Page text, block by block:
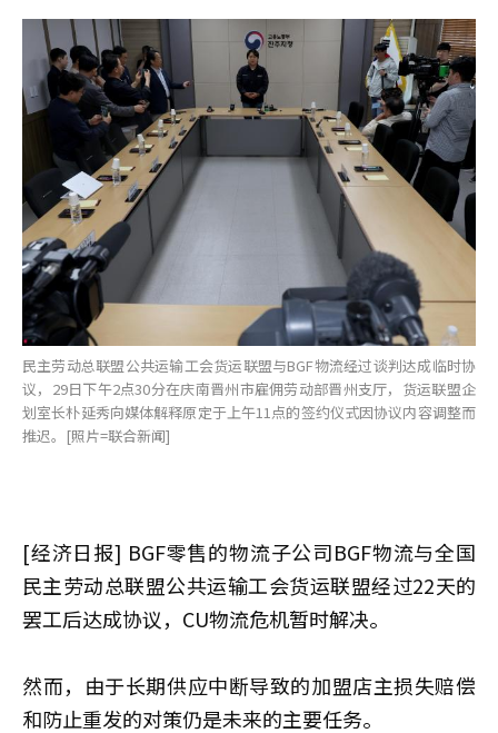
民主劳动总联盟公共运输工会货运联盟与BGF物流经过谈判达成临时协
议，29日下午2点30分在庆南晋州市雇佣劳动部晋州支厅，货运联盟企
划室长朴延秀向媒体解释原定于上午11点的签约仪式因协议内容调整而
推迟。[照片=联合新闻]
[经济日报] BGF零售的物流子公司BGF物流与全国
民主劳动总联盟公共运输工会货运联盟经过22天的
罢工后达成协议，CU物流危机暂时解决。
然而，由于长期供应中断导致的加盟店主损失赔偿
和防止重发的对策仍是未来的主要任务。